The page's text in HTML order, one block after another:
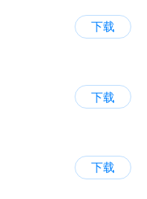
下载
下载
下载